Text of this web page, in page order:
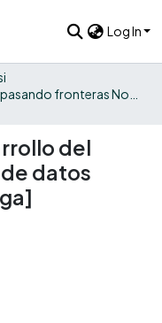
Log In
del
datos